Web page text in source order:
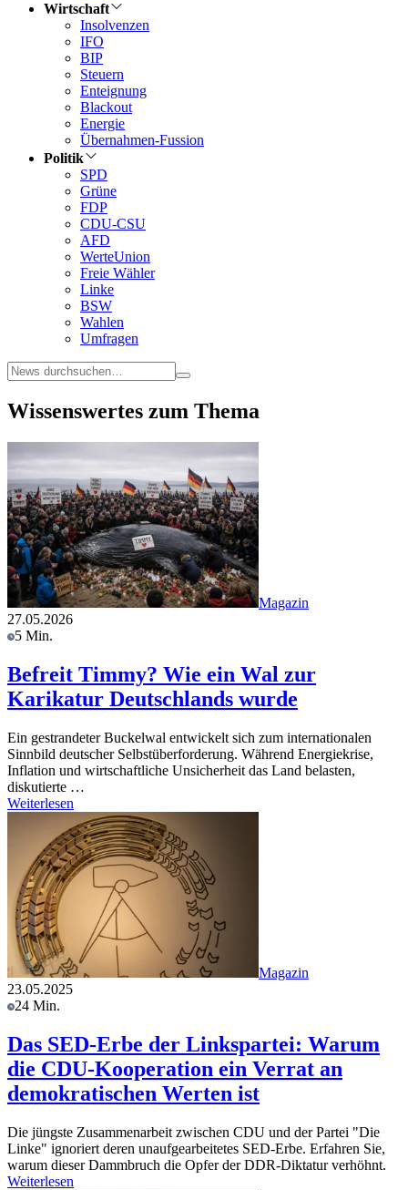
Wirtschaft
Insolvenzen
IFO
BIP
Steuern
Enteignung
Blackout
Energie
Übernahmen-Fussion
Politik
SPD
Grüne
FDP
CDU-CSU
AFD
WerteUnion
Freie Wähler
Linke
BSW
Wahlen
Umfragen
Wissenswertes zum Thema
Magazin
27.05.2026
5 Min.
Befreit Timmy? Wie ein Wal zur
Karikatur Deutschlands wurde
Ein gestrandeter Buckelwal entwickelt sich zum internationalen
Sinnbild deutscher Selbstüberforderung. Während Energiekrise,
Inflation und wirtschaftliche Unsicherheit das Land belasten,
diskutierte …
Weiterlesen
Magazin
23.05.2025
24 Min.
Das SED-Erbe der Linkspartei: Warum
die CDU-Kooperation ein Verrat an
demokratischen Werten ist
Die jüngste Zusammenarbeit zwischen CDU und der Partei "Die
Linke" ignoriert deren unaufgearbeitetes SED-Erbe. Erfahren Sie,
warum dieser Dammbruch die Opfer der DDR-Diktatur verhöhnt.
Weiterlesen